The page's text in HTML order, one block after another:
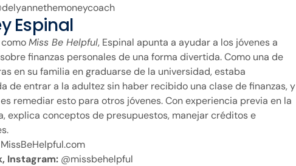
Espinal
Miss Be Helpful, Espinal apunta a ayudar a los jóvenes a
finanzas personales de una forma divertida. Como una de
en su familia en graduarse de la universidad, estaba
de entrar a la adultez sin haber recibido una clase de finanzas, y
remediar esto para otros jóvenes. Con experiencia previa en la
explica conceptos de presupuestos, manejar créditos e
MissBeHelpful.com
Instagram: @missbehelpful